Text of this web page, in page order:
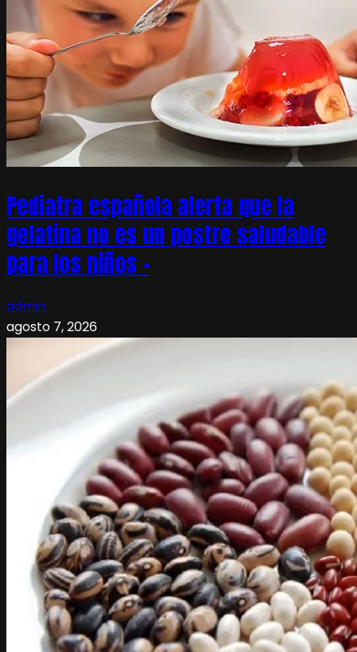
Pediatra española alerta que la
gelatina no es un postre saludable
para los niños –
admin
agosto 7, 2026